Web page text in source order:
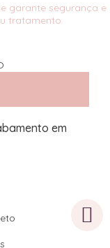
garante segurança e
tratamento.
em